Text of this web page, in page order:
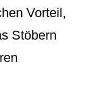
Vorteil,
Stöbern